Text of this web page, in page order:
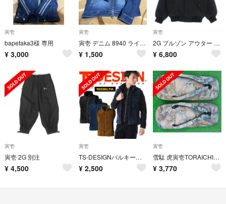
寅壱
bapetaka3様 専用
¥ 3,000
寅壱
寅壱 デニム 8940 ライダース 5L
¥ 1,500
寅壱
2G ブルゾン アウター 寅壱
¥ 6,800
寅壱
寅壱 2G 別注
¥ 4,500
寅壱
TS-DESIGNバルキーフリースベスト TSデザイン 5238 サイズＬＬ
¥ 2,500
寅壱
雪駄 虎寅壱TORAICHI27 cm綺麗な音がするセッタです。
¥ 3,770